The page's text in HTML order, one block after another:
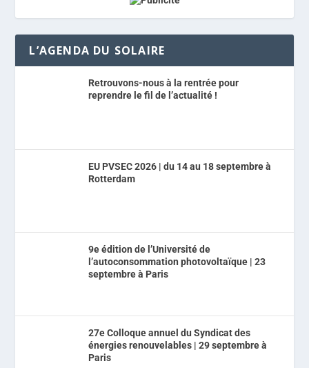
L’AGENDA DU SOLAIRE
Retrouvons-nous à la rentrée pour
reprendre le fil de l’actualité !
EU PVSEC 2026 | du 14 au 18 septembre à
Rotterdam
9e édition de l’Université de
l’autoconsommation photovoltaïque | 23
septembre à Paris
27e Colloque annuel du Syndicat des
énergies renouvelables | 29 septembre à
Paris